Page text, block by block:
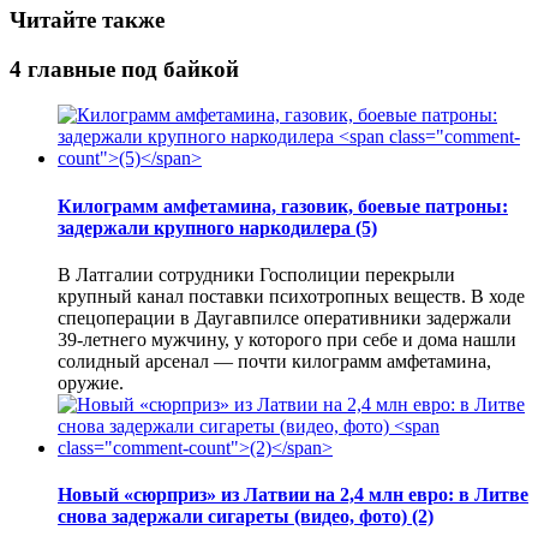
Читайте также
4 главные под байкой
Килограмм амфетамина, газовик, боевые патроны:
задержали крупного наркодилера (5)
В Латгалии сотрудники Госполиции перекрыли
крупный канал поставки психотропных веществ. В ходе
спецоперации в Даугавпилсе оперативники задержали
39-летнего мужчину, у которого при себе и дома нашли
солидный арсенал — почти килограмм амфетамина,
оружие.
Новый «сюрприз» из Латвии на 2,4 млн евро: в Литве
снова задержали сигареты (видео, фото) (2)